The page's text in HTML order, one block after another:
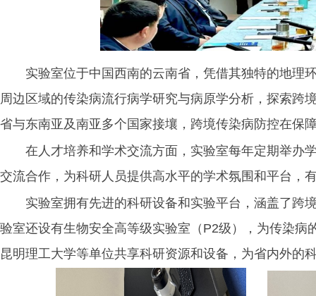
实验室位于中国西南的云南省，凭借其独特的地理
周边区域的传染病流行病学研究与病原学分析，探索跨
省与东南亚及南亚多个国家接壤，跨境传染病防控在保
在人才培养和学术交流方面，实验室每年定期举办
交流合作，为科研人员提供高水平的学术氛围和平台，
实验室拥有先进的科研设备和实验平台，涵盖了跨
验室还设有生物安全高等级实验室（P2级），为传染
昆明理工大学等单位共享科研资源和设备，为省内外的